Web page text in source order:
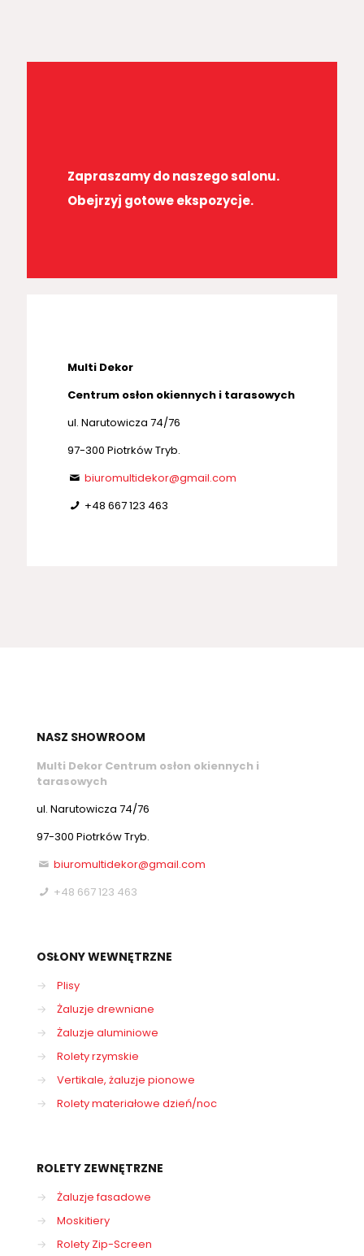
Zapraszamy do naszego salonu.
Obejrzyj gotowe ekspozycje.
Multi Dekor
Centrum osłon okiennych i tarasowych
ul. Narutowicza 74/76
97-300 Piotrków Tryb.
biuromultidekor@gmail.com
+48 667 123 463
NASZ SHOWROOM
Multi Dekor Centrum osłon okiennych i
tarasowych
ul. Narutowicza 74/76
97-300 Piotrków Tryb.
biuromultidekor@gmail.com
+48 667 123 463
OSŁONY WEWNĘTRZNE
→
Plisy
→
Żaluzje drewniane
→
Żaluzje aluminiowe
→
Rolety rzymskie
→
Vertikale, żaluzje pionowe
→
Rolety materiałowe dzień/noc
ROLETY ZEWNĘTRZNE
→
Żaluzje fasadowe
→
Moskitiery
→
Rolety Zip-Screen